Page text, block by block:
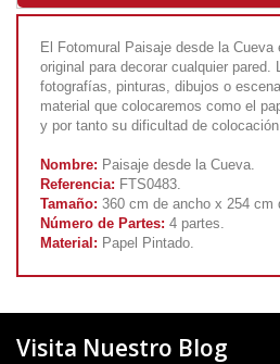
El Fotomural Paisaje desde la
original para decorar cualquier pared.
fotografías, pinturas, dibujos o
material que colocaremos como el
y por tanto su dificultad de
Nombre: Paisaje desde la Cueva.
Referencia: FTS0483.
Tamaño: 360 cm de ancho x 254 cm
Número de Partes: 4 partes.
Material: Papel Pintado.
Visita Nuestro Blog